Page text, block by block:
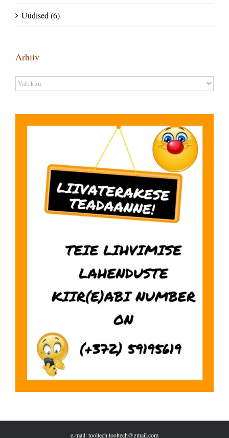
Uudised (6)
Arhiiv
Arhiiv
e-mail: tooltech.tooltech@gmail.com